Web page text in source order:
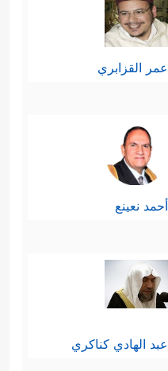
عمر القزابري
أحمد نعينع
عبد الهادي كناكري